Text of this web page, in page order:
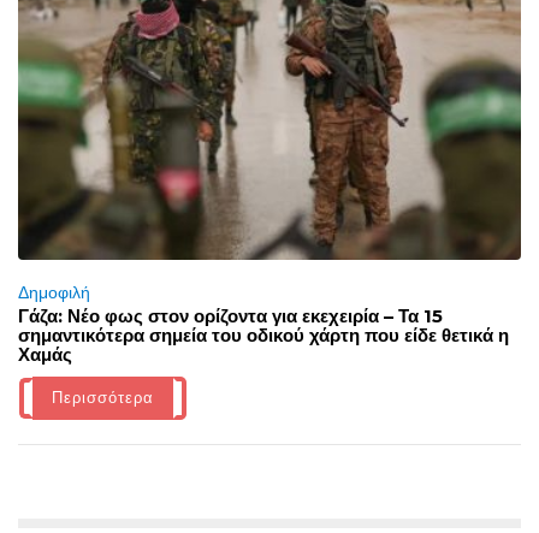
Δημοφιλή
Γάζα: Νέο φως στον ορίζοντα για εκεχειρία – Τα 15
σημαντικότερα σημεία του οδικού χάρτη που είδε θετικά η
Χαμάς
Περισσότερα